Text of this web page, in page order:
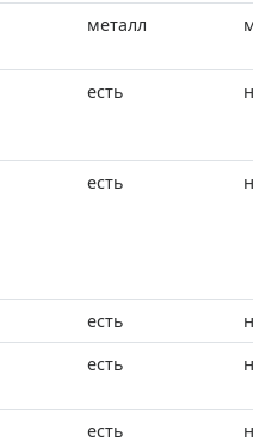
металл
есть нет
есть нет
есть
нет
есть нет
есть
нет